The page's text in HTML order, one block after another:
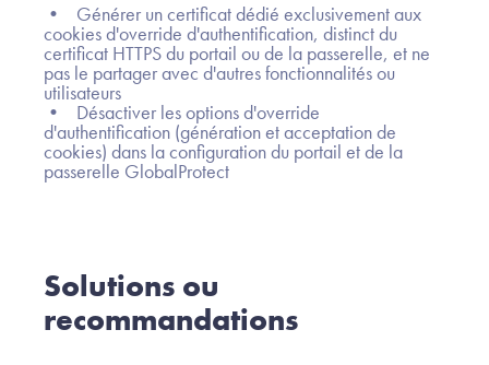
• Générer un certificat dédié exclusivement aux
cookies d'override d'authentification, distinct du
certificat HTTPS du portail ou de la passerelle, et ne
pas le partager avec d'autres fonctionnalités ou
utilisateurs
• Désactiver les options d'override
d'authentification (génération et acceptation de
cookies) dans la configuration du portail et de la
passerelle GlobalProtect
Solutions ou
recommandations